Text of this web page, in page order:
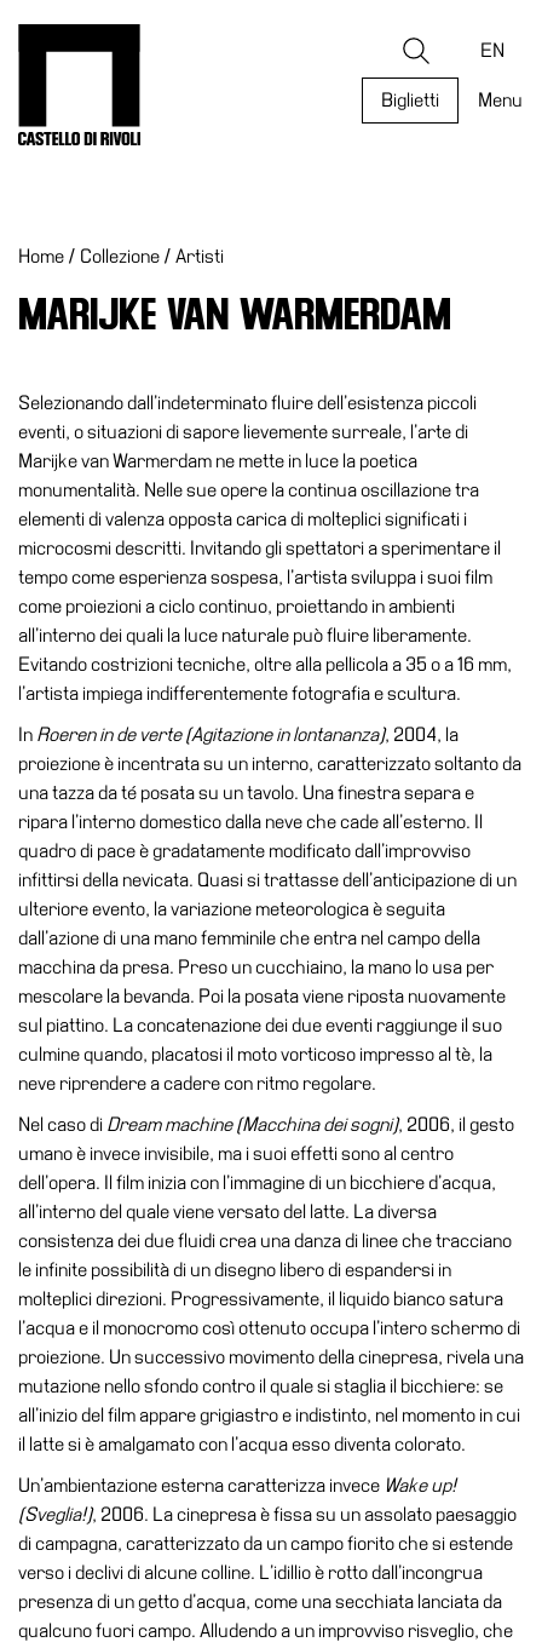
Ricerca EN
Biglietti Menu
Eventi
Archivi
del
Cosmo
Digitale
Collezione
Accessibilità
Educazione
Educazione
News
Dipartimento
Educazione
Formazione
Ricerca
Famiglie
Scuole
Visite
guidate
Summer
School
Progetti
Speciali
Ricerca
Storia
Sedi
Tutte
sedi
Edificio
Castello
Manica
Lunga
Villa
Cerruti
Digitale
Home / Collezione / Artisti
MARIJKE VAN WARMERDAM
Selezionando dall’indeterminato fluire dell’esistenza piccoli
eventi, o situazioni di sapore lievemente surreale, l’arte di
Marijke van Warmerdam ne mette in luce la poetica
monumentalità. Nelle sue opere la continua oscillazione tra
elementi di valenza opposta carica di molteplici significati i
microcosmi descritti. Invitando gli spettatori a sperimentare il
tempo come esperienza sospesa, l’artista sviluppa i suoi film
come proiezioni a ciclo continuo, proiettando in ambienti
all’interno dei quali la luce naturale può fluire liberamente.
Evitando costrizioni tecniche, oltre alla pellicola a 35 o a 16 mm,
l’artista impiega indifferentemente fotografia e scultura.
In Roeren in de verte (Agitazione in lontananza), 2004, la
proiezione è incentrata su un interno, caratterizzato soltanto da
una tazza da té posata su un tavolo. Una finestra separa e
ripara l’interno domestico dalla neve che cade all’esterno. Il
quadro di pace è gradatamente modificato dall’improvviso
infittirsi della nevicata. Quasi si trattasse dell’anticipazione di un
ulteriore evento, la variazione meteorologica è seguita
dall’azione di una mano femminile che entra nel campo della
macchina da presa. Preso un cucchiaino, la mano lo usa per
mescolare la bevanda. Poi la posata viene riposta nuovamente
sul piattino. La concatenazione dei due eventi raggiunge il suo
culmine quando, placatosi il moto vorticoso impresso al tè, la
neve riprendere a cadere con ritmo regolare.
Nel caso di Dream machine (Macchina dei sogni), 2006, il gesto
umano è invece invisibile, ma i suoi effetti sono al centro
dell’opera. Il film inizia con l’immagine di un bicchiere d’acqua,
all’interno del quale viene versato del latte. La diversa
consistenza dei due fluidi crea una danza di linee che tracciano
le infinite possibilità di un disegno libero di espandersi in
molteplici direzioni. Progressivamente, il liquido bianco satura
l’acqua e il monocromo così ottenuto occupa l’intero schermo di
proiezione. Un successivo movimento della cinepresa, rivela una
mutazione nello sfondo contro il quale si staglia il bicchiere: se
all’inizio del film appare grigiastro e indistinto, nel momento in cui
il latte si è amalgamato con l’acqua esso diventa colorato.
Un’ambientazione esterna caratterizza invece Wake up!
(Sveglia!), 2006. La cinepresa è fissa su un assolato paesaggio
di campagna, caratterizzato da un campo fiorito che si estende
verso i declivi di alcune colline. L’idillio è rotto dall’incongrua
presenza di un getto d’acqua, come una secchiata lanciata da
qualcuno fuori campo. Alludendo a un improvviso risveglio, che